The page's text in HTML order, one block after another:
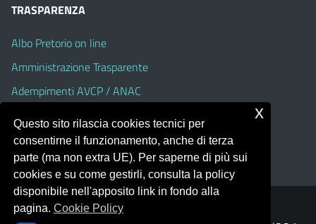
TRASPARENZA
Albo Pretorio on line
Amministrazione Trasparente
Adempimenti AVCP / ANAC
Dichiarazione di accessibilità
Portale realizzato con la piattaforma
Questo sito rilascia cookies tecnici per
consentirne il funzionamento, anche di terza
parte (ma non extra UE). Per saperne di più sui
cookies e su come gestirli, consulta la policy
disponibile nell'apposito link in fondo alla
pagina.Cookie Policy
x